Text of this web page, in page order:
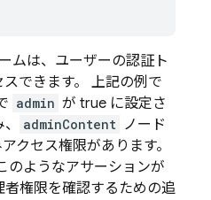
ムは、ユーザーの認証ト
できます。 上記の例で
admin が true に設定さ
adminContent ノード
クセス権限があります。
のようなアサーションが
権限を確認するための追